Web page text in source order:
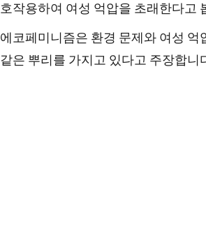
호작용하여 여성 억압을 초래한다고
에코페미니즘은 환경 문제와 여성
같은 뿌리를 가지고 있다고 주장합니